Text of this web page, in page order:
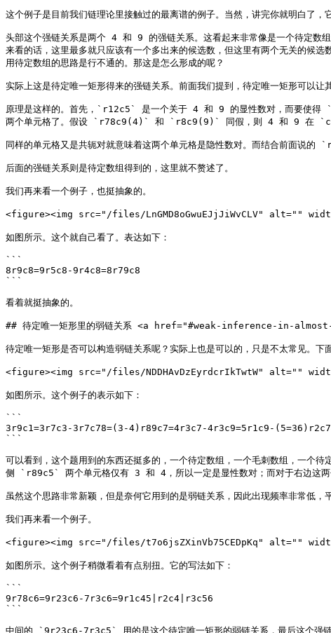
这个例子是目前我们链理论里接触过的最离谱的例子。当然，讲完你就明白了，
头部这个强链关系是两个 4 和 9 的强链关系。这看起来非常像是一个待定数
来看的话，这里最多就只应该有一个多出来的候选数，但这里有两个无关的候
用待定数组的思路是行不通的。那这是怎么形成的呢？
实际上这是待定唯一矩形得来的强链关系。前面我们提到，待定唯一矩形可以
原理是这样的。首先，`r12c5` 是一个关于 4 和 9 的显性数对，而要
两个单元格了。假设 `r78c9(4)` 和 `r8c9(9)` 同假，则 4 和 9 在 `c9`
同样的单元格又是共轭对就意味着这两个单元格是隐性数对。而结合前面说的
后面的强链关系则是待定数组得到的，这里就不赘述了。
我们再来看一个例子，也挺抽象的。
<figure><img src="/files/LnGMD8oGwuEJjJiWvCLV" alt=""
如图所示。这个就自己看了。表达如下：
```
8r9c8=9r5c8-9r4c8=8r79c8
```
看着就挺抽象的。
## 待定唯一矩形里的弱链关系 <a href="#weak-inference-in-
待定唯一矩形是否可以构造弱链关系呢？实际上也是可以的，只是不太常见。下
<figure><img src="/files/NDDHAvDzEyrdcrIkTwtW" alt=""
如图所示。这个例子的表示如下：
```
3r9c1=3r7c3-3r7c78=(3-4)r89c7=4r3c7-4r3c9=5r1c9-
```
可以看到，这个题用到的东西还挺多的，一个待定数组，一个毛刺数组，一
侧 `r89c5` 两个单元格仅有 3 和 4，所以一定是显性数对；而对于右边这两
虽然这个思路非常新颖，但是奈何它用到的是弱链关系，因此出现频率非常低
我们再来看一个例子。
<figure><img src="/files/t7o6jsZXinVb75CEDpKq" alt=""
如图所示。这个例子稍微看着有点别扭。它的写法如下：
```
9r78c6=9r23c6-7r3c6=9r1c45|r2c4|r3c56
```